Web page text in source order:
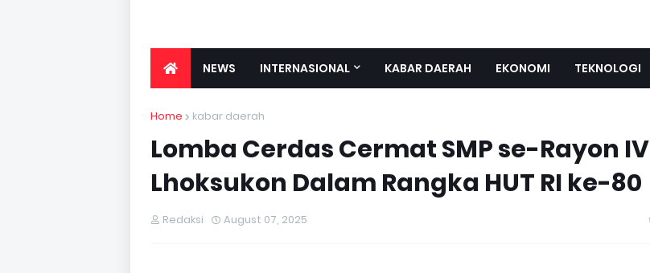
NEWS INTERNASIONAL KABAR DAERAH EKONOMI TEKNOLOGI
Home kabar daerah
Lomba Cerdas Cermat SMP se-Rayon IV
Lhoksukon Dalam Rangka HUT RI ke-80
Redaksi August 07, 2025